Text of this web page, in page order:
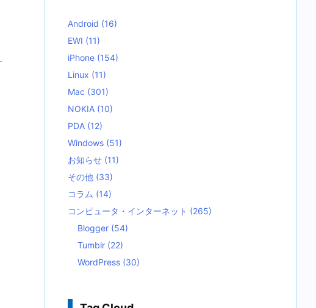
Android (16)
EWI (11)
iPhone (154)
Linux (11)
Mac (301)
NOKIA (10)
PDA (12)
Windows (51)
お知らせ (11)
その他 (33)
コラム (14)
コンピュータ・インターネット (265)
Blogger (54)
Tumblr (22)
WordPress (30)